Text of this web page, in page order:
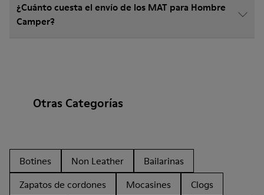
¿Cuánto cuesta el envío de los MAT para Hombre
Camper?
Otras Categorías
Botines Non Leather
Bailarinas
Zapatos de cordones
Mocasines
Clogs